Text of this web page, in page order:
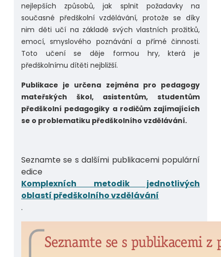
nejlepších způsobů, jak splnit požadavky na
současné předškolní vzdělávání, protože se díky
nim děti učí na základě svých vlastních prožitků,
emocí, smyslového poznávání a přímé činnosti.
Toto učení se děje formou hry, která je
předškolnímu dítěti nejbližší.
Publikace je určena zejména pro pedagogy
mateřských škol, asistentům, studentům
předškolní pedagogiky a rodičům zajímajících
se o problematiku předškolního vzdělávání.
Seznamte se s dalšími publikacemi populární
edice
Komplexních metodik jednotlivých
oblastí předškolního vzdělávání
.